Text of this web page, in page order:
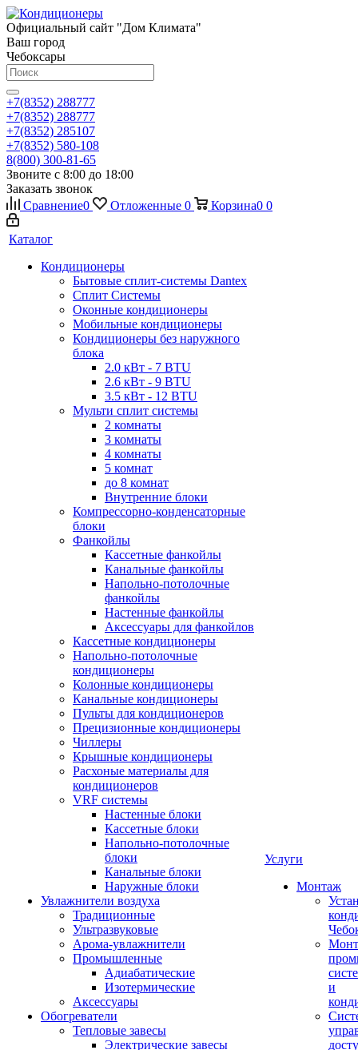
Официальный сайт "Дом Климата"
Ваш город
Чебоксары
+7(8352) 288777
+7(8352) 288777
+7(8352) 285107
+7(8352) 580-108
8(800) 300-81-65
Звоните с 8:00 до 18:00
Заказать звонок
Сравнение0 Отложенные 0 Корзина0 0
Каталог
Кондиционеры
Бытовые сплит-системы Dantex
Сплит Системы
Оконные кондиционеры
Мобильные кондиционеры
Кондиционеры без наружного
блока
2.0 кВт - 7 BTU
2.6 кВт - 9 BTU
3.5 кВт - 12 BTU
Мульти сплит системы
2 комнаты
3 комнаты
4 комнаты
5 комнат
до 8 комнат
Внутренние блоки
Компрессорно-конденсаторные
блоки
Фанкойлы
Кассетные фанкойлы
Канальные фанкойлы
Напольно-потолочные
фанкойлы
Настенные фанкойлы
Аксессуары для фанкойлов
Кассетные кондиционеры
Напольно-потолочные
кондиционеры
Колонные кондиционеры
Канальные кондиционеры
Пульты для кондиционеров
Прецизионные кондиционеры
Чиллеры
Крышные кондиционеры
Расхоные материалы для
кондиционеров
VRF системы
Настенные блоки
Кассетные блоки
Напольно-потолочные
блоки
Канальные блоки
Наружные блоки
Увлажнители воздуха
Традиционные
Ультразвуковые
Арома-увлажнители
Промышленныe
Адиабатические
Изотермические
Аксессуары
Обогреватели
Тепловые завесы
Электрические завесы
Услуги
Монтаж
и